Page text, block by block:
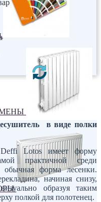
в виде полки
Lotos имеет форму
практичной среди
форма лесенки.
начиная снизу,
образуя таким
полкой для полотенец.